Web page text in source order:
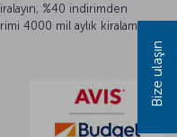
%40 indirimden
4000 mil aylık kiralamada
Bize ulaşın